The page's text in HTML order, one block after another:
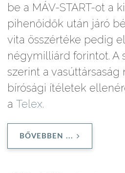
be a MÁV-START-ot a
pihenőidők után járó
vita összértéke pedig
négymilliárd forintot. A
szerint a
bírósági ítéletek
a Telex.
BŐVEBBEN ...